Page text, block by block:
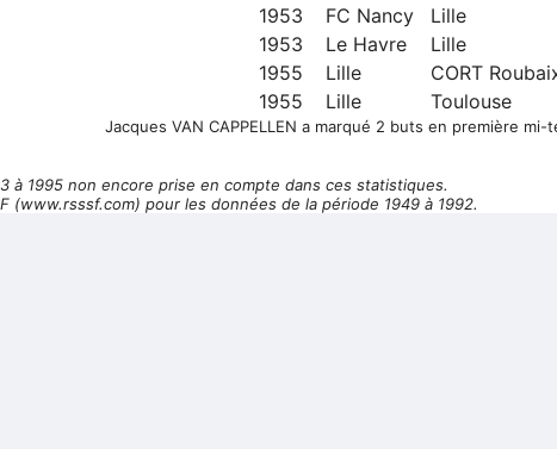
1953
FC Nancy Lille
1953
Le Havre Lille
1955
Lille CORT
1955
Lille Toulouse
Jacques VAN CAPPELLEN a marqué 2 buts en première
à 1995 non encore prise en compte dans ces statistiques.
(www.rsssf.com) pour les données de la période 1949 à 1992.